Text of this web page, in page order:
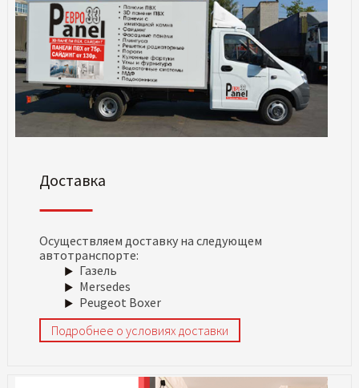
Доставка
Осуществляем доставку на следующем
автотранспорте:
Газель
Mersedes
Peugeot Boxer
Подробнее о условиях доставки